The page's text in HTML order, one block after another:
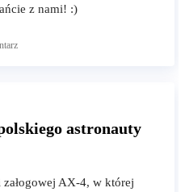
z nami! :)
astronauty
AX-4, w której